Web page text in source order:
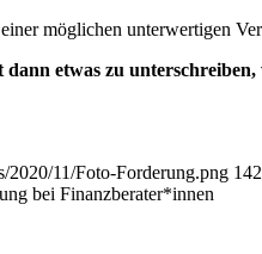
möglichen unterwertigen
etwas zu
2020/11/Foto-Forderung.png
bei Finanzberater*innen